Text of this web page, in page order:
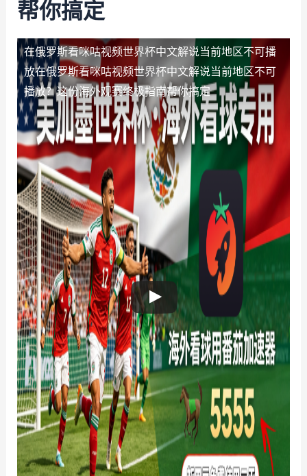
帮你搞定
在俄罗斯看咪咕视频世界杯中文解说当前地区不可播
放在俄罗斯看咪咕视频世界杯中文解说当前地区不可
播放？这份海外观赛终极指南帮你搞定